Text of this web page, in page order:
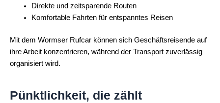
Direkte und zeitsparende Routen
Komfortable Fahrten für entspanntes Reisen
Mit dem Wormser Rufcar können sich Geschäftsreisende auf
ihre Arbeit konzentrieren, während der Transport zuverlässig
organisiert wird.
Pünktlichkeit, die zählt